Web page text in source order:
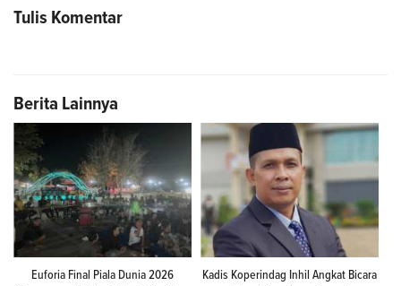
Tulis Komentar
Berita Lainnya
Euforia Final Piala Dunia 2026
Kadis Koperindag Inhil Angkat Bicara